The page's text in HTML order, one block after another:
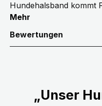
Hundehalsband kommt
Mehr
Bewertungen
„Unser